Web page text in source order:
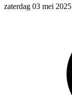
zaterdag 03 mei 2025